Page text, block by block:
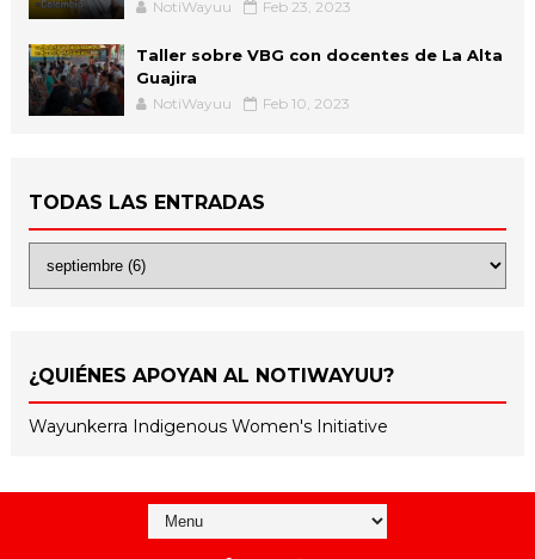
NotiWayuu Feb 23, 2023
Taller sobre VBG con docentes de La Alta
Guajira
NotiWayuu Feb 10, 2023
TODAS LAS ENTRADAS
¿QUIÉNES APOYAN AL NOTIWAYUU?
Wayunkerra Indigenous Women's Initiative